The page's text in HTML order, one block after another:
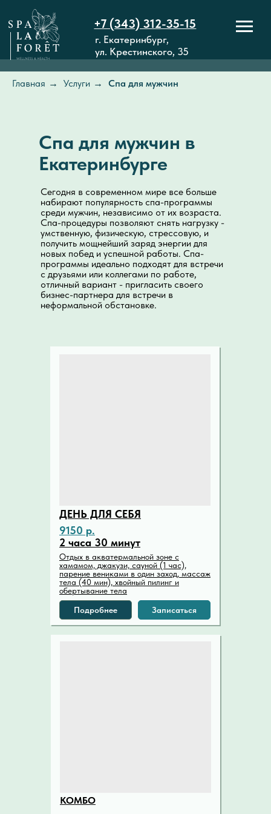
+7 (343) 312-35-15
г. Екатеринбург,
ул. Крестинского, 35
Главная → Услуги → Спа для мужчин
Спа для мужчин в
Екатеринбурге
Сегодня в современном мире все больше
набирают популярность спа-программы
среди мужчин, независимо от их возраста.
Спа-процедуры позволяют снять нагрузку -
умственную, физическую, стрессовую, и
получить мощнейший заряд энергии для
новых побед и успешной работы. Спа-
программы идеально подходят для встречи
с друзьями или коллегами по работе,
отличный вариант - пригласить своего
бизнес-партнера для встречи в
неформальной обстановке.
КОМБО
ДЕНЬ ДЛЯ СЕБЯ
Отдых в акватермальной зоне с
хамамом, джакузи, сауной (1 час),
парение вениками в один заход, массаж
тела (40 мин), хвойный пилинг и
обертывание тела
9150 р.
2 часа 30 минут
Подробнее Записаться